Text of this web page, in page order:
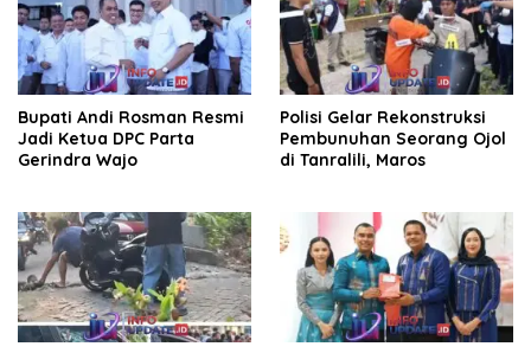
Bupati Andi Rosman Resmi
Jadi Ketua DPC Parta
Gerindra Wajo
Polisi Gelar Rekonstruksi
Pembunuhan Seorang Ojol
di Tanralili, Maros